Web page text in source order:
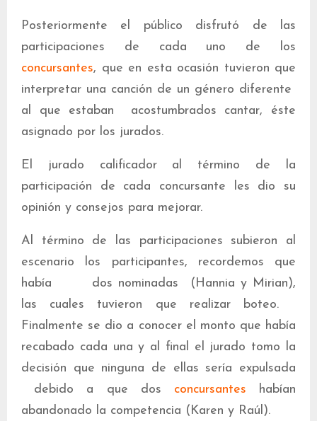
Posteriormente el público disfrutó de las
participaciones de cada uno de los
concursantes, que en esta ocasión tuvieron que
interpretar una canción de un género diferente
al que estaban acostumbrados cantar, éste
asignado por los jurados.
El jurado calificador al término de la
participación de cada concursante les dio su
opinión y consejos para mejorar.
Al término de las participaciones subieron al
escenario los participantes, recordemos que
había dos nominadas (Hannia y Mirian),
las cuales tuvieron que realizar boteo.
Finalmente se dio a conocer el monto que había
recabado cada una y al final el jurado tomo la
decisión que ninguna de ellas sería expulsada
debido a que dos concursantes habían
abandonado la competencia (Karen y Raúl).